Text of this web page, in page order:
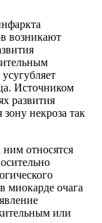
возникают
Источником
развития
некроза так
относятся
миокарде очага
или